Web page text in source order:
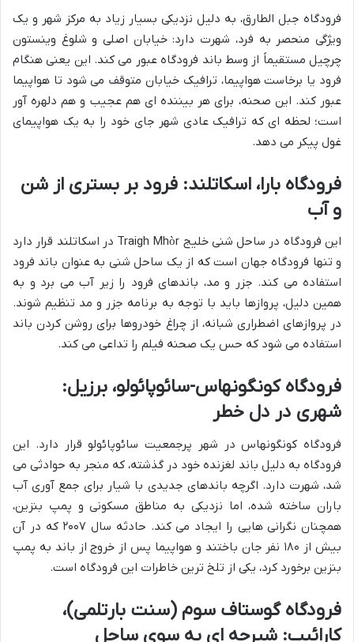
فرودگاه جبل الطارق، به دلیل نزدیکی بسیار زیاد به مرکز شهر و یک
ویژگی منحصر به فرد، شهرت دارد: خیابان اصلی و شلوغ وینستون
چرچیل مستقیماً از وسط باند فرودگاه عبور می کند. این یعنی هنگام
فرود یا برخاست هواپیما، ترافیک خیابان متوقف می شود تا هواپیما
عبور کند. این صحنه، برای هر بیننده ای هم عجیب و هم دلهره آور
است؛ لحظه ای که ترافیک عادی شهر جای خود را به یک هواپیمای
غول پیکر می دهد.
فرودگاه بارا، اسکاتلند: فرود بر بستری از شن
و آب
این فرودگاه در ساحل شنی خلیج Traigh Mhòr در اسکاتلند قرار دارد
و تنها فرودگاه جهان است که از یک ساحل شنی به عنوان باند فرود
استفاده می کند. جزر و مد، باندهای فرود را زیر آب می برد و به
همین دلیل، پروازها باید با توجه به برنامه جزر و مد تنظیم شوند.
در پروازهای اضطراری شبانه، از چراغ خودروها برای روشن کردن باند
استفاده می شود که حس یک صحنه فیلم را تداعی می کند.
فرودگاه کونگونهاس-سائوپائولو، برزیل:
شهری در دل خطر
فرودگاه کونگونهاس در شهر پرجمعیت سائوپائولو قرار دارد. این
فرودگاه به دلیل باند لغزنده خود در گذشته، که منجر به حوادثی می
شد، شهرت دارد. اگرچه باندهای جدیدی با شیار برای جمع آوری آب
باران ساخته شده، اما نزدیکی به مناطق مسکونی و پمپ بنزین،
همچنان نگرانی هایی را ایجاد می کند. حادثه سال ۲۰۰۷ که در آن
بیش از ۱۸۰ نفر جان باختند و هواپیما پس از خروج از باند به پمپ
بنزین برخورد کرد، یکی از تلخ ترین خاطرات این فرودگاه است.
فرودگاه گوستاف سوم (سنت بارتلمی)،
کارائیب: شیرجه ای به سوی ساحل